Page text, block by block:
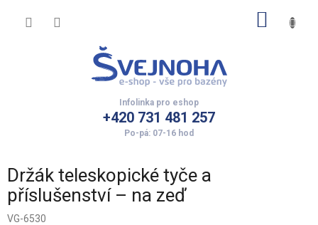
+420 731 481 257
Držák teleskopické tyče a
příslušenství – na zeď
VG-6530